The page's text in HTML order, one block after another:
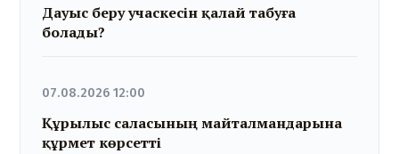
Дауыс беру учаскесін қалай табуға
болады?
07.08.2026 12:00
Құрылыс саласының майталмандарына
құрмет көрсетті